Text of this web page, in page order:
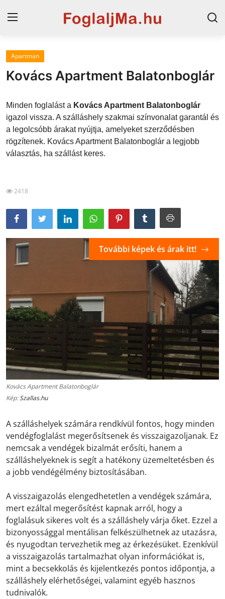
Horvát tengerpart
Horvátország
Szállások a Balatonon
Szállások Hajdúszoboszlón
Apartman
Kovács Apartment Balatonboglár
Minden foglalást a Kovács Apartment Balatonboglár
igazol vissza. A szálláshely szakmai színvonalat garantál és
a legolcsóbb árakat nyújtja, amelyeket szerződésben
rögzítenek. Kovács Apartment Balatonboglár a legjobb
választás, ha szállást keres.
2418
Kovács Apartment Balatonboglár
Kép:Szallas.hu
További képek és árak itt!
A szálláshelyek számára rendkívül fontos, hogy minden
vendégfoglalást megerősítsenek és visszaigazoljanak. Ez
nemcsak a vendégek bizalmát erősíti, hanem a
szálláshelyeknek is segít a hatékony üzemeltetésben és
a jobb vendégélmény biztosításában.
A visszaigazolás elengedhetetlen a vendégek számára,
mert ezáltal megerősítést kapnak arról, hogy a
foglalásuk sikeres volt és a szálláshely várja őket. Ezzel a
bizonyossággal mentálisan felkészülhetnek az utazásra,
és nyugodtan tervezhetik meg az érkezésüket. Ezenkívül
a visszaigazolás tartalmazhat olyan információkat is,
mint a becsekkolás és kijelentkezés pontos időpontja, a
szálláshely elérhetőségei, valamint egyéb hasznos
tudnivalók.